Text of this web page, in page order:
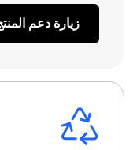
زيارة دعم